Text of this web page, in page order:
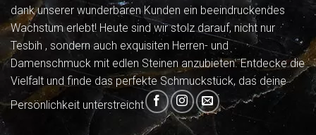
dank unserer wunderbaren Kunden ein beeindruckendes
Wachstum erlebt! Heute sind wir stolz darauf, nicht nur
Tesbih , sondern auch exquisiten Herren- und
Damenschmuck mit edlen Steinen anzubieten. Entdecke die
Vielfalt und finde das perfekte Schmuckstück, das deine
Persönlichkeit unterstreicht